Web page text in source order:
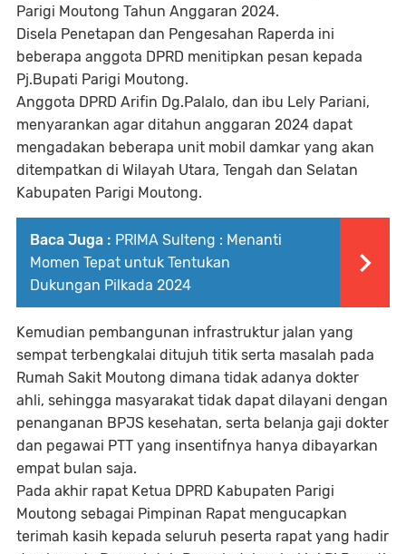
Parigi Moutong Tahun Anggaran 2024.
Disela Penetapan dan Pengesahan Raperda ini
beberapa anggota DPRD menitipkan pesan kepada
Pj.Bupati Parigi Moutong.
Anggota DPRD Arifin Dg.Palalo, dan ibu Lely Pariani,
menyarankan agar ditahun anggaran 2024 dapat
mengadakan beberapa unit mobil damkar yang akan
ditempatkan di Wilayah Utara, Tengah dan Selatan
Kabupaten Parigi Moutong.
Baca Juga : PRIMA Sulteng : Menanti
Momen Tepat untuk Tentukan
Dukungan Pilkada 2024
Kemudian pembangunan infrastruktur jalan yang
sempat terbengkalai ditujuh titik serta masalah pada
Rumah Sakit Moutong dimana tidak adanya dokter
ahli, sehingga masyarakat tidak dapat dilayani dengan
penanganan BPJS kesehatan, serta belanja gaji dokter
dan pegawai PTT yang insentifnya hanya dibayarkan
empat bulan saja.
Pada akhir rapat Ketua DPRD Kabupaten Parigi
Moutong sebagai Pimpinan Rapat mengucapkan
terimah kasih kepada seluruh peserta rapat yang hadir